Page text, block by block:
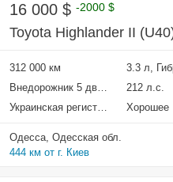
16 000 $ -2000 $
Toyota Highlander II
312 000 км 3.3 л,
Внедорожник 5 дверей
212 л.с.
Украинская регистрация
Хорошее
Одесса, Одесская обл.
444 км от г. Киев